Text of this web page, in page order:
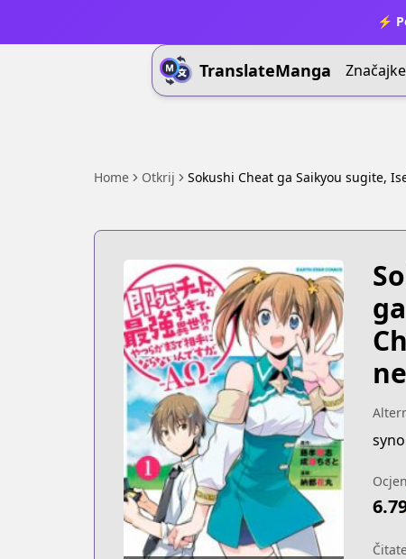
⚡
TranslateManga Značajke
Home Otkrij Sokushi Cheat ga Saikyou sugite,